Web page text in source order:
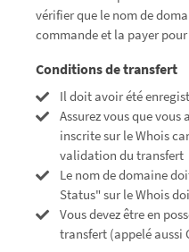
vérifier que le nom de
commande et la payer
Conditions de transfert
Il doit avoir été
Assurez vous que vous
inscrite sur le Whois
validation du transfert
Le nom de domaine
Status" sur le Whois
Vous devez être en
transfert (appelé aussi